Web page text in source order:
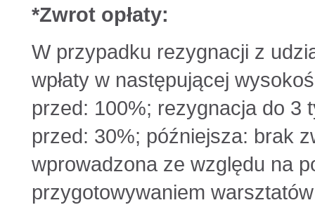
*Zwrot opłaty:
W przypadku rezygnacji z
wpłaty w następującej
przed: 100%; rezygnacja do 3
przed: 30%; późniejsza: brak
wprowadzona ze względu na
przygotowywaniem